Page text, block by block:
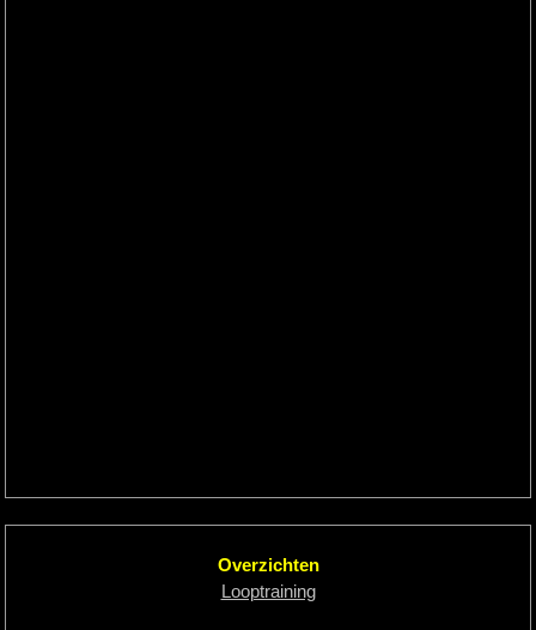
Overzichten
Looptraining